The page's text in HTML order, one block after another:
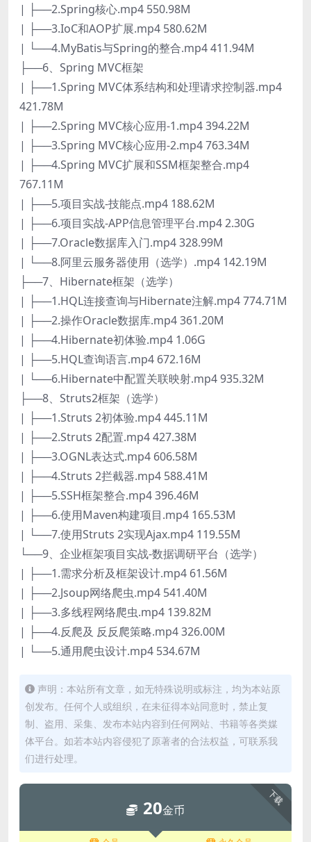
| ├──2.Spring核心.mp4 550.98M
| ├──3.IoC和AOP扩展.mp4 580.62M
| └──4.MyBatis与Spring的整合.mp4 411.94M
├──6、Spring MVC框架
| ├──1.Spring MVC体系结构和处理请求控制器.mp4
421.78M
| ├──2.Spring MVC核心应用-1.mp4 394.22M
| ├──3.Spring MVC核心应用-2.mp4 763.34M
| ├──4.Spring MVC扩展和SSM框架整合.mp4
767.11M
| ├──5.项目实战-技能点.mp4 188.62M
| ├──6.项目实战-APP信息管理平台.mp4 2.30G
| ├──7.Oracle数据库入门.mp4 328.99M
| └──8.阿里云服务器使用（选学）.mp4 142.19M
├──7、Hibernate框架（选学）
| ├──1.HQL连接查询与Hibernate注解.mp4 774.71M
| ├──2.操作Oracle数据库.mp4 361.20M
| ├──4.Hibernate初体验.mp4 1.06G
| ├──5.HQL查询语言.mp4 672.16M
| └──6.Hibernate中配置关联映射.mp4 935.32M
├──8、Struts2框架（选学）
| ├──1.Struts 2初体验.mp4 445.11M
| ├──2.Struts 2配置.mp4 427.38M
| ├──3.OGNL表达式.mp4 606.58M
| ├──4.Struts 2拦截器.mp4 588.41M
| ├──5.SSH框架整合.mp4 396.46M
| ├──6.使用Maven构建项目.mp4 165.53M
| └──7.使用Struts 2实现Ajax.mp4 119.55M
└──9、企业框架项目实战-数据调研平台（选学）
| ├──1.需求分析及框架设计.mp4 61.56M
| ├──2.Jsoup网络爬虫.mp4 541.40M
| ├──3.多线程网络爬虫.mp4 139.82M
| ├──4.反爬及 反反爬策略.mp4 326.00M
| └──5.通用爬虫设计.mp4 534.67M
声明：本站所有文章，如无特殊说明或标注，均为本站原
创发布。任何个人或组织，在未征得本站同意时，禁止复
制、盗用、采集、发布本站内容到任何网站、书籍等各类媒
体平台。如若本站内容侵犯了原著者的合法权益，可联系我
们进行处理。
下载
20金币